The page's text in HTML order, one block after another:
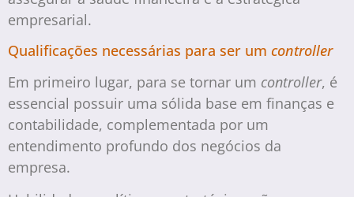
empresarial.
Qualificações necessárias para ser um controller
Em primeiro lugar, para se tornar um controller, é
essencial possuir uma sólida base em finanças e
contabilidade, complementada por um
entendimento profundo dos negócios da
empresa.